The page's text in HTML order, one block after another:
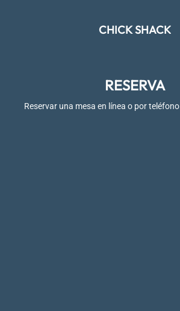
CHICK SHACK
RESERVA
Reservar una mesa en línea o por teléfono